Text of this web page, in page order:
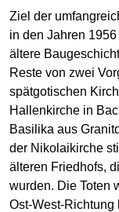
Ziel der
in den Jahren
ältere
Reste von zwei
spätgotischen
Hallenkirche in
Basilika aus
der Nikolaikirche
älteren Friedhofs,
wurden. Die Toten
Ost-West-Richtung